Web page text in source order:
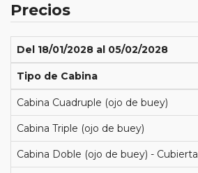
Precios
Del 18/01/2028 al 05/02/2028
Tipo de Cabina
Cabina Cuadruple (ojo de buey)
Cabina Triple (ojo de buey)
Cabina Doble (ojo de buey) - Cubierta